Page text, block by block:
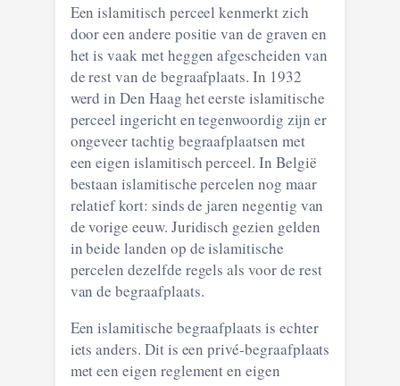
Een islamitisch perceel kenmerkt zich
door een andere positie van de graven en
het is vaak met heggen afgescheiden van
de rest van de begraafplaats. In 1932
werd in Den Haag het eerste islamitische
perceel ingericht en tegenwoordig zijn er
ongeveer tachtig begraafplaatsen met
een eigen islamitisch perceel. In België
bestaan islamitische percelen nog maar
relatief kort: sinds de jaren negentig van
de vorige eeuw. Juridisch gezien gelden
in beide landen op de islamitische
percelen dezelfde regels als voor de rest
van de begraafplaats.
Een islamitische begraafplaats is echter
iets anders. Dit is een privé-begraafplaats
met een eigen reglement en eigen